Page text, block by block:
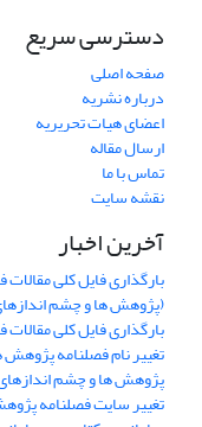
دسترسی سریع
صفحه اصلی
درباره نشریه
اعضای هیات تحریریه
ارسال مقاله
تماس با ما
نقشه سایت
آخرین اخبار
(پژوهش ها و چشم
بارگذاری فایل کلی مقالات
تغییر نام فصلنامه
پژوهش ها و چشم
تغییر سایت فصلنامه